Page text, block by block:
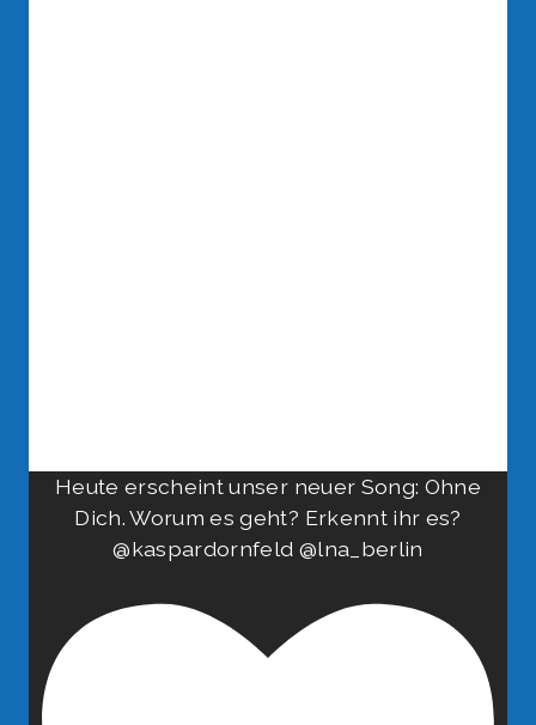
Heute erscheint unser neuer Song: Ohne
Dich. Worum es geht? Erkennt ihr es?
@kaspardornfeld @lna_berlin